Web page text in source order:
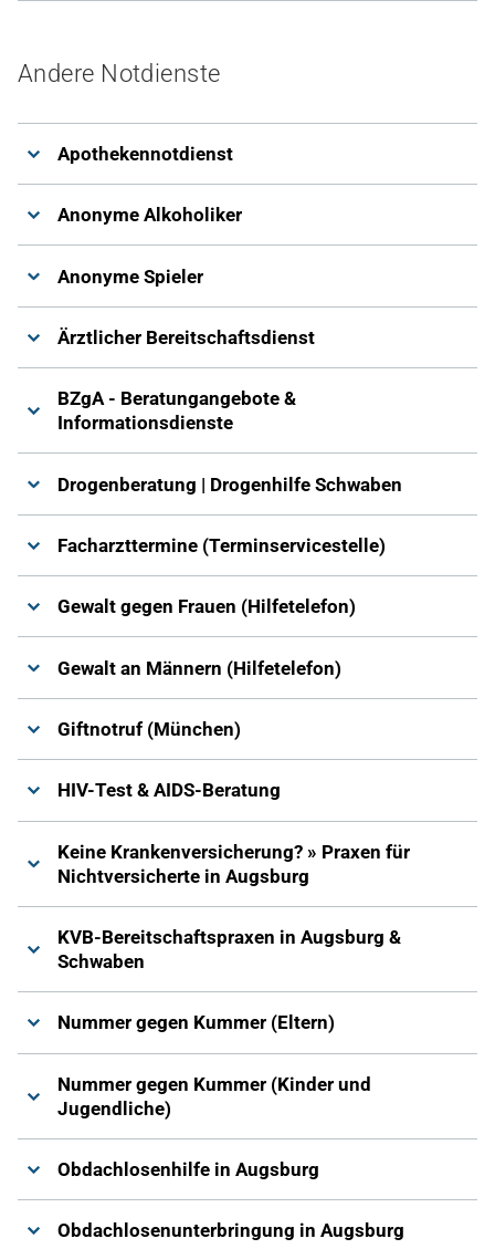
Andere Notdienste
Apothekennotdienst
Anonyme Alkoholiker
Anonyme Spieler
Ärztlicher Bereitschaftsdienst
BZgA - Beratungangebote &
Informationsdienste
Drogenberatung | Drogenhilfe Schwaben
Facharzttermine (Terminservicestelle)
Gewalt gegen Frauen (Hilfetelefon)
Gewalt an Männern (Hilfetelefon)
Giftnotruf (München)
HIV-Test & AIDS-Beratung
Keine Krankenversicherung? » Praxen für
Nichtversicherte in Augsburg
KVB-Bereitschaftspraxen in Augsburg &
Schwaben
Nummer gegen Kummer (Eltern)
Nummer gegen Kummer (Kinder und
Jugendliche)
Obdachlosenhilfe in Augsburg
Obdachlosenunterbringung in Augsburg